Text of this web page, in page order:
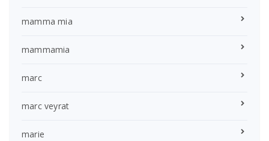
mamma mia
mammamia
marc
marc veyrat
marie